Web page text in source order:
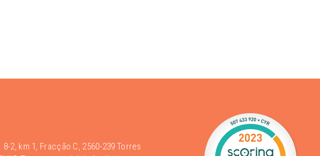
2, km 1, Fracção C, 2560-239 Torres